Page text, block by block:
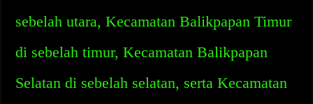
sebelah utara, Kecamatan Balikpapan Timur
di sebelah timur, Kecamatan Balikpapan
Selatan di sebelah selatan, serta Kecamatan